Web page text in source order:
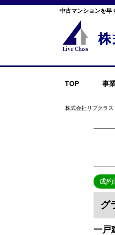
中古マンションを早
TOP 事
株式会社リブクラス
成約
グ
一戸